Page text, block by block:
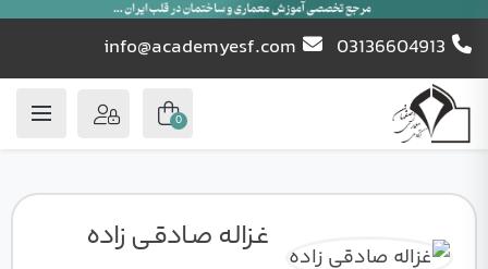
03136604913
info@academyesf.com
0
غـزالـه صـادقـی زاده